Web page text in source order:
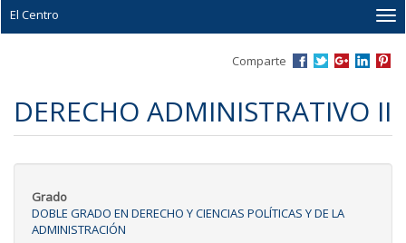
El Centro
Comparte
DERECHO ADMINISTRATIVO II
Grado
DOBLE GRADO EN DERECHO Y CIENCIAS POLÍTICAS Y DE LA
ADMINISTRACIÓN